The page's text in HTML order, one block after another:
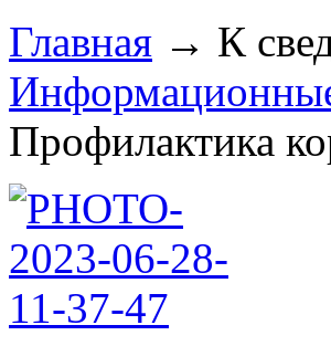
Главная → К
Профилактика